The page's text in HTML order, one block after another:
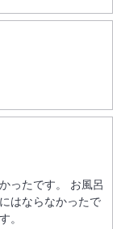
ったです。 お風呂
はならなかったで
。